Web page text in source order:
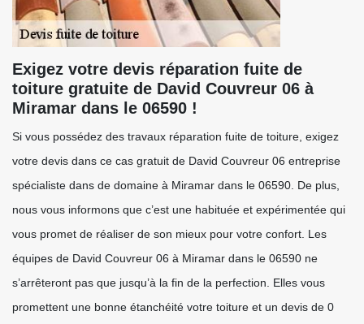
Exigez votre devis réparation fuite de
toiture gratuite de David Couvreur 06 à
Miramar dans le 06590 !
Si vous possédez des travaux réparation fuite de toiture, exigez
votre devis dans ce cas gratuit de David Couvreur 06 entreprise
spécialiste dans de domaine à Miramar dans le 06590. De plus,
nous vous informons que c’est une habituée et expérimentée qui
vous promet de réaliser de son mieux pour votre confort. Les
équipes de David Couvreur 06 à Miramar dans le 06590 ne
s’arrêteront pas que jusqu’à la fin de la perfection. Elles vous
promettent une bonne étanchéité votre toiture et un devis de 0